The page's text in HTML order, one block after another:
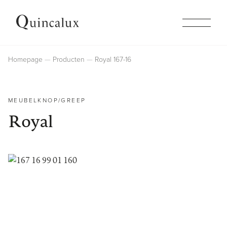
Collecties
Homepage Producten Royal 167-16
MEUBELKNOP/GREEP
Royal